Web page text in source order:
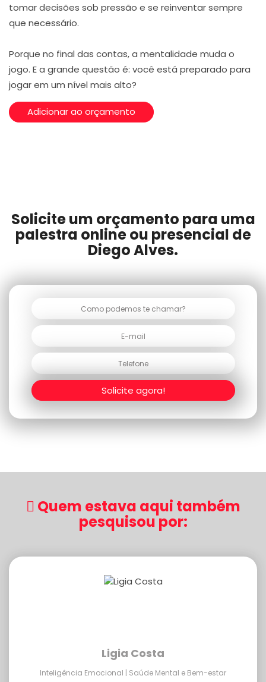
tomar decisões sob pressão e se reinventar sempre
que necessário.
Porque no final das contas, a mentalidade muda o
jogo. E a grande questão é: você está preparado para
jogar em um nível mais alto?
Adicionar ao orçamento
Solicite um orçamento para uma
palestra online ou presencial de
Diego Alves.
Solicite agora!
Quem estava aqui também
pesquisou por:
Ligia Costa
Inteligência Emocional | Saúde Mental e Bem-estar